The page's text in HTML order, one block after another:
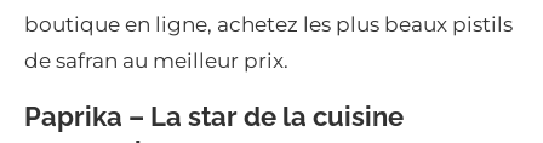
boutique en ligne, achetez les plus beaux pistils
de safran au meilleur prix.
Paprika – La star de la cuisine